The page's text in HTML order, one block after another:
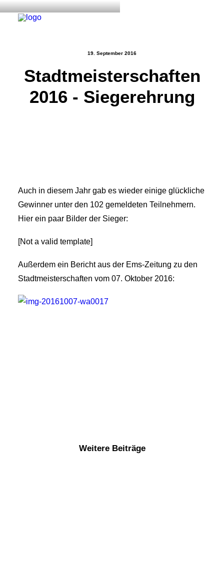
Start
Aktuelles
Kontakt
19. September 2016
Stadtmeisterschaften
2016 - Siegerehrung
Auch in diesem Jahr gab es wieder einige glückliche
Gewinner unter den 102 gemeldeten Teilnehmern.
Hier ein paar Bilder der Sieger:
[Not a valid template]
Außerdem ein Bericht aus der Ems-Zeitung zu den
Stadtmeisterschaften vom 07. Oktober 2016:
Weitere Beiträge